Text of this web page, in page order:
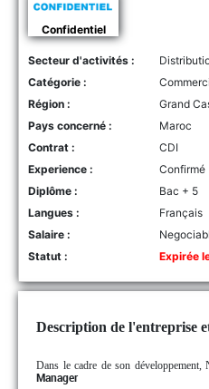
Confidentiel
Secteur d'activités :
Catégorie :
Région :
Grand
Pays concerné :
Maroc
Contrat :
CDI
Experience :
Confirmé
Diplôme :
Bac + 5
Langues :
Français
Salaire :
Statut :
Expirée
Description de l'entreprise
Dans le cadre de son développement,
Manager